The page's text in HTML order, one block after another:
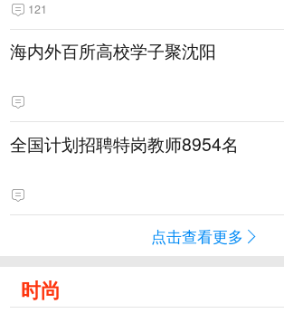
121
海内外百所高校学子聚沈阳
全国计划招聘特岗教师8954名
点击查看更多
时尚